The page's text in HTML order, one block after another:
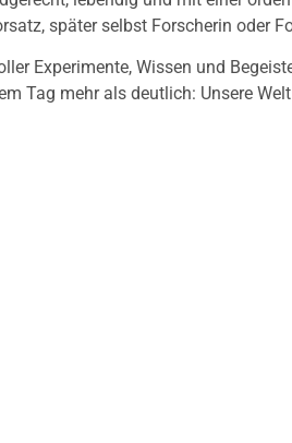
später selbst Forscherin oder
Experimente, Wissen und
Tag mehr als deutlich: Unsere